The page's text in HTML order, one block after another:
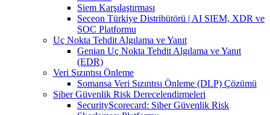
Siem Karşılaştırması
Seceon Türkiye Distribütörü | AI SIEM, XDR ve
SOC Platformu
Uç Nokta Tehdit Algılama ve Yanıt
Genian Uç Nokta Tehdit Algılama ve Yanıt
(EDR)
Veri Sızıntısı Önleme
Somansa Veri Sızıntısı Önleme (DLP) Çözümü
Siber Güvenlik Risk Derecelendirmeleri
SecurityScorecard: Siber Güvenlik Risk